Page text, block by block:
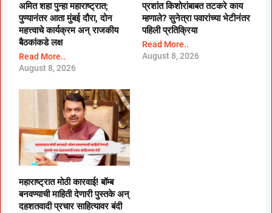
अमित शहा पुन्हा महाराष्ट्रात;
पुण्यानंतर आता मुंबई दौरा, दोन
महत्त्वाचे कार्यक्रम अन् राजकीय
बैठकांकडे लक्ष
Read More..
August 8, 2026
प्रशांत किशोरांबाबत तटकरे काय
म्हणाले? सुनेत्रा पवारांच्या भेटीनंतर
पहिली प्रतिक्रिया
Read More..
August 8, 2026
महाराष्ट्रात मोठी कारवाई! बॉम्ब
बनवण्याची माहिती देणारी पुस्तके अन्
दहशतवादी प्रचार साहित्यावर बंदी